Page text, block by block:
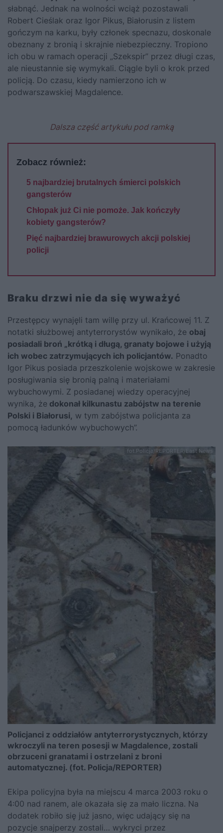
słabnąć. Jednak na wolności wciąż pozostawali
Robert Cieślak oraz Igor Pikus, Białorusin z listem
gończym na karku, były członek specnazu, doskonale
obeznany z bronią i skrajnie niebezpieczny. Tropiono
ich obu w ramach operacji „Szekspir” przez długi czas,
ale nieustannie się wymykali. Ciągle byli o krok przed
policją. Do czasu, kiedy namierzono ich w
podwarszawskiej Magdalence.
Dalsza część artykułu pod ramką
Zobacz również:
5 najbardziej brutalnych śmierci polskich
gangsterów
Chłopak już Ci nie pomoże. Jak kończyły
kobiety gangsterów?
Pięć najbardziej brawurowych akcji polskiej
policji
Braku drzwi nie da się wyważyć
Przestępcy wynajęli tam willę przy ul. Krańcowej 11. Z
notatki służbowej antyterrorystów wynikało, że obaj
posiadali broń „krótką i długą, granaty bojowe i użyją
ich wobec zatrzymujących ich policjantów. Ponadto
Igor Pikus posiada przeszkolenie wojskowe w zakresie
posługiwania się bronią palną i materiałami
wybuchowymi. Z posiadanej wiedzy operacyjnej
wynika, że dokonał kilkunastu zabójstw na terenie
Polski i Białorusi, w tym zabójstwa policjanta za
pomocą ładunków wybuchowych”.
fot.Policja/REPORTER/East News
Policjanci z oddziałów antyterrorystycznych, którzy
wkroczyli na teren posesji w Magdalence, zostali
obrzuceni granatami i ostrzelani z broni
automatycznej. (fot. Policja/REPORTER)
Ekipa policyjna była na miejscu 4 marca 2003 roku o
4:00 nad ranem, ale okazała się za mało liczna. Na
dodatek robiło się już jasno, więc udający się na
pozycje snajperzy zostali… wykryci przez